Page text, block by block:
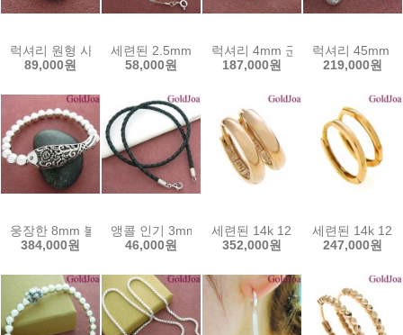
럭셔리 원형 사진첩 공용 실버메달 (12131p) 선물인기 골드조아 할인
89,000원
세련된 2.5mm 스네이크 뱀줄 실버발찌 (52149f) 여
58,000원
럭셔리 4mm 군번 볼 체인 실버
187,000원
럭셔리 45mm
219,000원
웅장한 8mm 볼 유화 물고기 실버팔찌 (52316b) 정품 순은 925 은팔
384,000원
앵콜 인기 3mm 꼬임가죽줄 +실버 (41221cp) 남여
46,000원
세련된 14k 12mm 볼륨 원터치
352,000원
세련된 14k
247,000원